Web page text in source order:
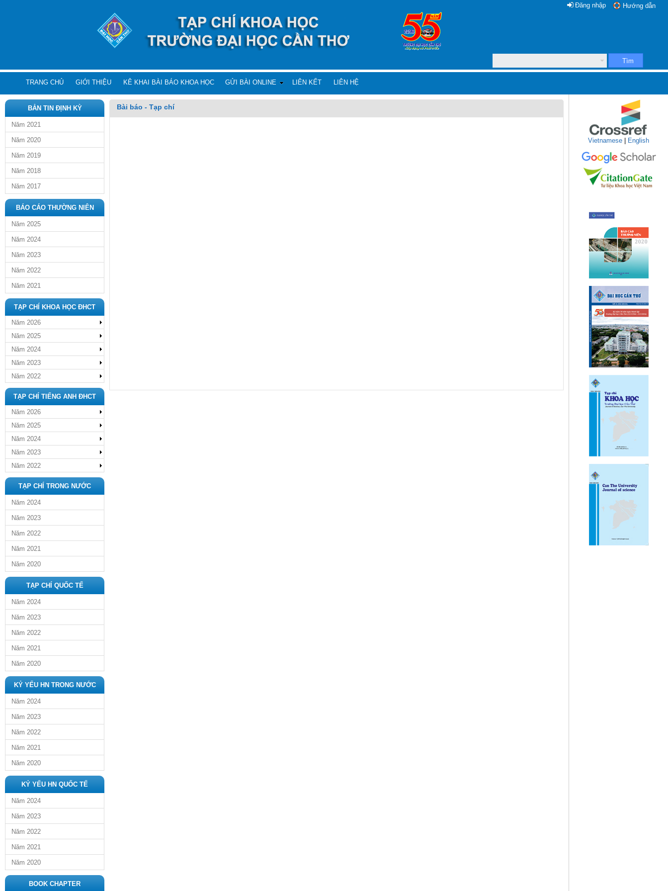
Hướng dẫn
Đăng nhập
Tìm
TRANG CHỦ GIỚI THIỆU KÊ KHAI BÀI BÁO KHOA HỌC GỬI BÀI ONLINE LIÊN KẾT LIÊN HỆ
BẢN TIN ĐỊNH KỲ
Năm 2021
Năm 2020
Năm 2019
Năm 2018
Năm 2017
BÁO CÁO THƯỜNG NIÊN
Năm 2025
Năm 2024
Năm 2023
Năm 2022
Năm 2021
TẠP CHÍ KHOA HỌC ĐHCT
Năm 2026
Năm 2025
Năm 2024
Năm 2023
Năm 2022
TẠP CHÍ TIẾNG ANH ĐHCT
Năm 2026
Năm 2025
Năm 2024
Năm 2023
Năm 2022
TẠP CHÍ TRONG NƯỚC
Năm 2024
Năm 2023
Năm 2022
Năm 2021
Năm 2020
TẠP CHÍ QUỐC TẾ
Năm 2024
Năm 2023
Năm 2022
Năm 2021
Năm 2020
KỶ YẾU HN TRONG NƯỚC
Năm 2024
Năm 2023
Năm 2022
Năm 2021
Năm 2020
KỶ YẾU HN QUỐC TẾ
Năm 2024
Năm 2023
Năm 2022
Năm 2021
Năm 2020
BOOK CHAPTER
Bài báo - Tạp chí
Vietnamese English